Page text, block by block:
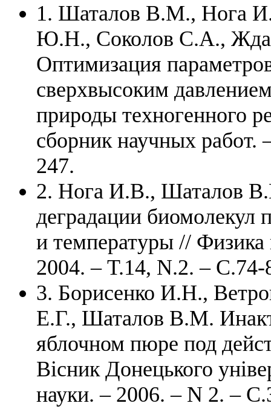
1. Шаталов В.М., Нога
Ю.Н., Соколов С.А.,
Оптимизация
сверхвысоким
природы техногенного
сборник научных
247.
2. Нога И.В., Шаталов
деградации биомолекул
и температуры // Физика
2004. – T.14, N.2. – C.74-
3. Борисенко И.Н.,
Е.Г., Шаталов В.М.
яблочном пюре под
Вісник Донецького
науки. – 2006. – N 2. –